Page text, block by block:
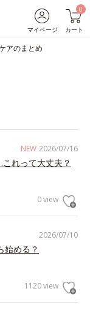
マイページ
0
カート
アのまとめ
NEW 2026/07/16
れって大丈夫？
0 view
2026/07/10
始める？
1120 view